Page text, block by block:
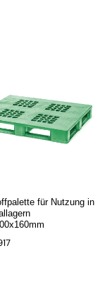
für Nutzung in